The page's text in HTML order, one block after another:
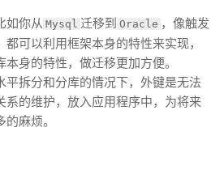
如你从 Mysql 迁移到 Oracle ，像触发
可以利用框架本身的特性来实现，
身的特性，做迁移更加方便。
平拆分和分库的情况下，外键是无法
系的维护，放入应用程序中，为将来
麻烦。